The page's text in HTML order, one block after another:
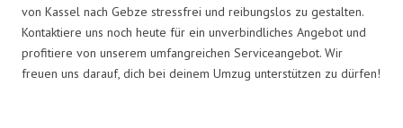
von Kassel nach Gebze stressfrei und reibungslos zu gestalten.
Kontaktiere uns noch heute für ein unverbindliches Angebot und
profitiere von unserem umfangreichen Serviceangebot. Wir
freuen uns darauf, dich bei deinem Umzug unterstützen zu dürfen!